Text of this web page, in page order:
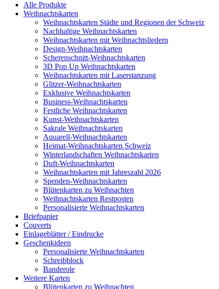
Alle Produkte
Weihnachtskarten
Weihnachtskarten Städte und Regionen der Schweiz
Nachhaltige Weihnachtskarten
Weihnachtskarten mit Weihnachtsliedern
Design-Weihnachtskarten
Scherenschnitt-Weihnachtskarten
3D Pop Up Weihnachtskarten
Weihnachtskarten mit Laserstanzung
Glitzer-Weihnachtskarten
Exklusive Weihnachtskarten
Business-Weihnachtskarten
Festliche Weihnachtskarten
Kunst-Weihnachtskarten
Sakrale Weihnachtskarten
Aquarell-Weihnachtskarten
Heimat-Weihnachtskarten Schweiz
Winterlandschaften Weihnachtskarten
Duft-Weihnachtskarten
Weihnachtskarten mit Jahreszahl 2026
Spenden-Weihnachtskarten
Blütenkarten zu Weihnachten
Weihnachtskarten Restposten
Personalisierte Weihnachtskarten
Briefpapier
Couverts
Einlageblätter / Eindrucke
Geschenkideen
Personalisierte Weihnachtskarten
Schreibblock
Banderole
Weitere Karten
Blütenkarten zu Weihnachten